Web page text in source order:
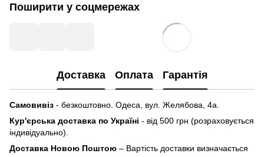
Поширити у соцмережах
Доставка Оплата Гарантія
Самовивіз - безкоштовно. Одеса, вул. Желябова, 4а.
Кур'єрська доставка по Україні - від 500 грн (розраховується
індивідуально).
Доставка Новою Поштою – Вартість доставки визначається